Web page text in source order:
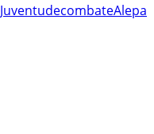
JuventudecombateAlepa